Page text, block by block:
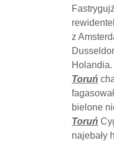
z
Toruń
bielone
Toruń
najebały